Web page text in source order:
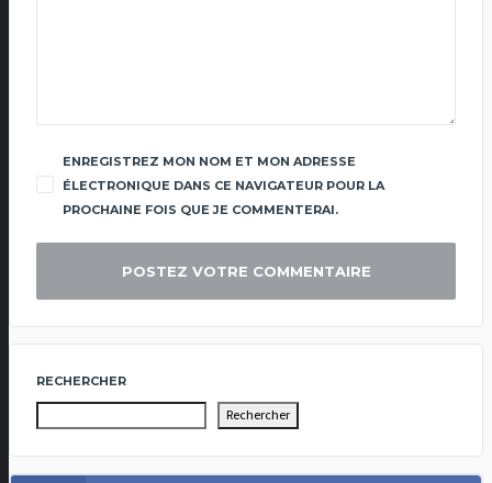
ENREGISTREZ MON NOM ET MON ADRESSE
ÉLECTRONIQUE DANS CE NAVIGATEUR POUR LA
PROCHAINE FOIS QUE JE COMMENTERAI.
RECHERCHER
Rechercher